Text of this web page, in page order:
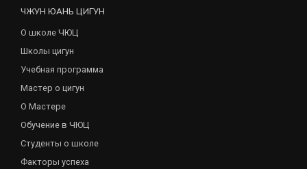
ЧЖУН ЮАНЬ ЦИГУН
О школе ЧЮЦ
Школы цигун
Учебная программа
Мастер о цигун
О Мастере
Обучение в ЧЮЦ
Студенты о школе
Факторы успеха